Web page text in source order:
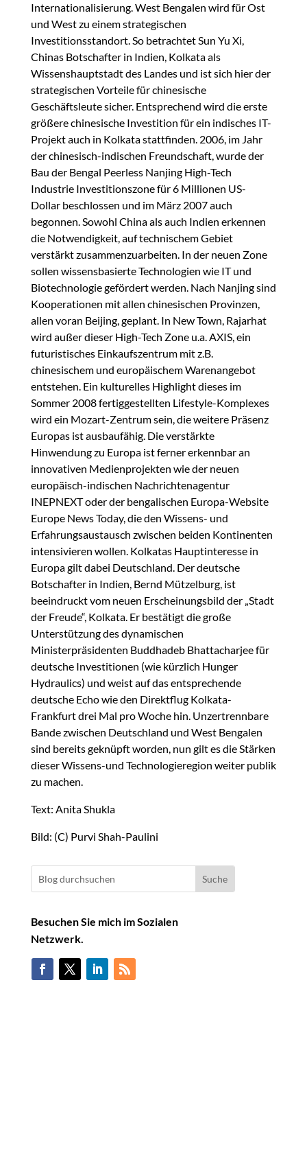
Internationalisierung. West Bengalen wird für Ost
und West zu einem strategischen
Investitionsstandort. So betrachtet Sun Yu Xi,
Chinas Botschafter in Indien, Kolkata als
Wissenshauptstadt des Landes und ist sich hier der
strategischen Vorteile für chinesische
Geschäftsleute sicher. Entsprechend wird die erste
größere chinesische Investition für ein indisches IT-
Projekt auch in Kolkata stattfinden. 2006, im Jahr
der chinesisch-indischen Freundschaft, wurde der
Bau der Bengal Peerless Nanjing High-Tech
Industrie Investitionszone für 6 Millionen US-
Dollar beschlossen und im März 2007 auch
begonnen. Sowohl China als auch Indien erkennen
die Notwendigkeit, auf technischem Gebiet
verstärkt zusammenzuarbeiten. In der neuen Zone
sollen wissensbasierte Technologien wie IT und
Biotechnologie gefördert werden. Nach Nanjing sind
Kooperationen mit allen chinesischen Provinzen,
allen voran Beijing, geplant. In New Town, Rajarhat
wird außer dieser High-Tech Zone u.a. AXIS, ein
futuristisches Einkaufszentrum mit z.B.
chinesischem und europäischem Warenangebot
entstehen. Ein kulturelles Highlight dieses im
Sommer 2008 fertiggestellten Lifestyle-Komplexes
wird ein Mozart-Zentrum sein, die weitere Präsenz
Europas ist ausbaufähig. Die verstärkte
Hinwendung zu Europa ist ferner erkennbar an
innovativen Medienprojekten wie der neuen
europäisch-indischen Nachrichtenagentur
INEPNEXT oder der bengalischen Europa-Website
Europe News Today, die den Wissens- und
Erfahrungsaustausch zwischen beiden Kontinenten
intensivieren wollen. Kolkatas Hauptinteresse in
Europa gilt dabei Deutschland. Der deutsche
Botschafter in Indien, Bernd Mützelburg, ist
beeindruckt vom neuen Erscheinungsbild der „Stadt
der Freude“, Kolkata. Er bestätigt die große
Unterstützung des dynamischen
Ministerpräsidenten Buddhadeb Bhattacharjee für
deutsche Investitionen (wie kürzlich Hunger
Hydraulics) und weist auf das entsprechende
deutsche Echo wie den Direktflug Kolkata-
Frankfurt drei Mal pro Woche hin. Unzertrennbare
Bande zwischen Deutschland und West Bengalen
sind bereits geknüpft worden, nun gilt es die Stärken
dieser Wissens-und Technologieregion weiter publik
zu machen.
Text: Anita Shukla
Bild: (C) Purvi Shah-Paulini
Besuchen Sie mich im Sozialen
Netzwerk.